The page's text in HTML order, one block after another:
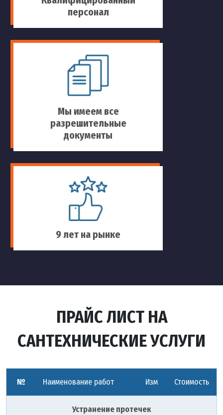
персонал
Мы имеем все
разрешительные
документы
9 лет на рынке
ПРАЙС ЛИСТ НА
САНТЕХНИЧЕСКИЕ УСЛУГИ
№ Наименование работ Изм Стоимость
Устранение протечек